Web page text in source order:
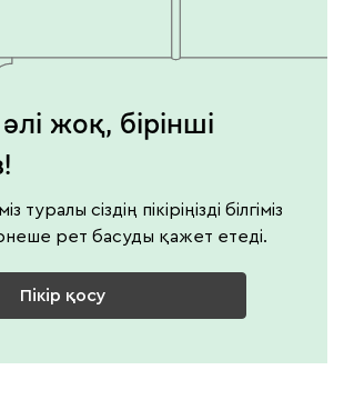
жоқ, бірінші
туралы сіздің пікіріңізді білгіміз
рет басуды қажет етеді.
Пікір қосу